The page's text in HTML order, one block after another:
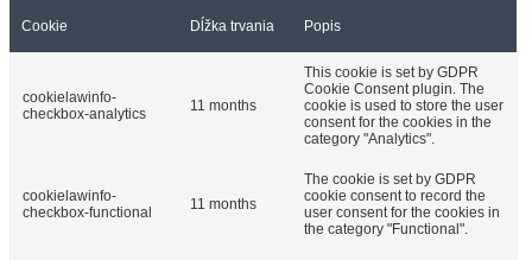
Cookie Dĺžka trvania Popis
cookielawinfo-
checkbox-analytics
11 months
This cookie is set by GDPR
Cookie Consent plugin. The
cookie is used to store the user
consent for the cookies in the
category "Analytics".
cookielawinfo-
checkbox-functional
11 months
The cookie is set by GDPR
cookie consent to record the
user consent for the cookies in
the category "Functional".